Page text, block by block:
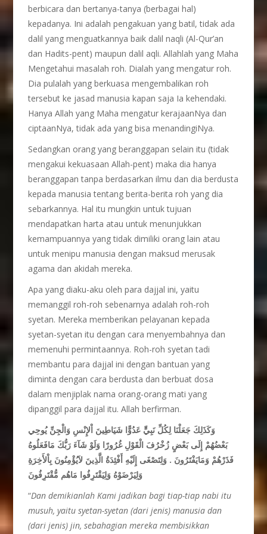
berbicara dan bertanya-tanya (berbagai hal)
kepadanya. Ini adalah pengakuan yang batil, tidak ada
dalil yang menguatkannya baik dalil naqli (Al-Qur’an
dan Hadits-pent) maupun dalil aqli. Allahlah yang Maha
Mengetahui masalah roh. Dialah yang mengatur roh.
Dia pulalah yang berkuasa mengembalikan roh
tersebut ke jasad manusia kapan saja Ia kehendaki.
Hanya Allah yang Maha mengatur kerajaanNya dan
ciptaanNya, tidak ada yang bisa menandingiNya.
Sedangkan orang yang beranggapan selain itu (tidak
mengakui kekuasaan Allah-pent) maka dia hanya
beranggapan tanpa berdasarkan ilmu dan dia berdusta
kepada manusia tentang berita-berita roh yang dia
sebarkannya. Hal itu mungkin untuk tujuan
mendapatkan harta atau untuk menunjukkan
kemampuannya yang tidak dimiliki orang lain atau
untuk menipu manusia dengan maksud merusak
agama dan akidah mereka.
Apa yang diaku-aku oleh para dajjal ini, yaitu
memanggil roh-roh sebenarnya adalah roh-roh
syetan. Mereka memberikan pelayanan kepada
syetan-syetan itu dengan cara menyembahnya dan
memenuhi permintaannya. Roh-roh syetan tadi
membantu para dajjal ini dengan bantuan yang
diminta dengan cara berdusta dan berbuat dosa
dalam menjiplak nama orang-orang mati yang
dipanggil para dajjal itu. Allah berfirman.
وَكَذَلِكَ جَعَلْنَا لِكُلِّ نَبِيٍّ عَدُوًّا شَيَاطِينَ اْلإِنْسِ وَالْجِنِّ يُوحِي
بَعْضُهُمْ إِلَى بَعْضٍ زُخْرُفَ الْقَوْلِ غُرُورًا وَلَوْ شَآءَ رَبُّكَ مَافَعَلُوهُ
فَذَرْهُمْ وَمَايَفْتَرُونَ . وَلِتَصْغَى إِلَيْهِ أَفْئِدَةُ الَّذِينَ لاَيُؤْمِنُونَ بِاْلأَخِرَةِ
وَلِيَرْضَوْهُ وَلِيَقْتَرِفُوا مَاهُم مُّقْتَرِفُونَ
“Dan demikianlah Kami jadikan bagi tiap-tiap nabi itu
musuh, yaitu syetan-syetan (dari jenis) manusia dan
(dari jenis) jin, sebahagian mereka membisikkan